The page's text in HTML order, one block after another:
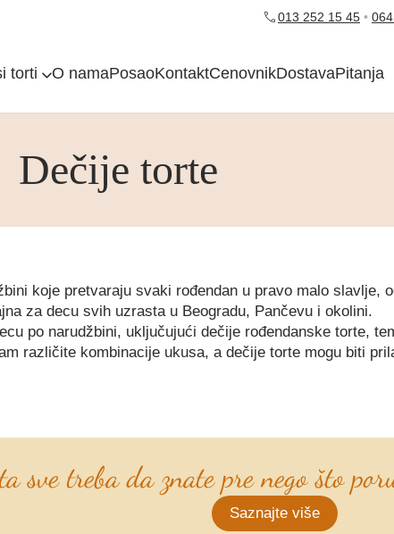
013 252 15 45 •
torti O namaPosaoKontaktCenovnikDostavaPitanja
Dečije torte
koje pretvaraju svaki rođendan u pravo malo slavlje,
za decu svih uzrasta u Beogradu, Pančevu i okolini.
po narudžbini, uključujući dečije rođendanske torte,
različite kombinacije ukusa, a dečije torte mogu biti
sve treba da znate pre nego što
Saznajte više